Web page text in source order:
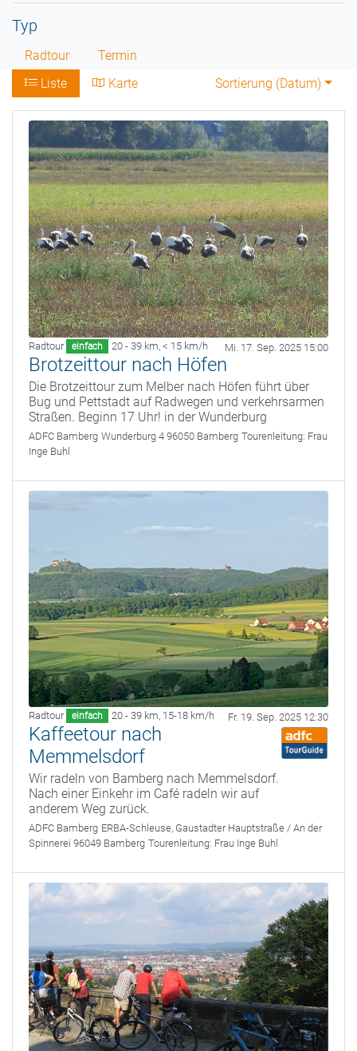
Typ
Radtour
Termin
Liste
Karte Sortierung (Datum)
Radtour einfach 20 - 39 km, < 15 km/h Mi. 17. Sep. 2025 15:00
Brotzeittour nach Höfen
Die Brotzeittour zum Melber nach Höfen führt über
Bug und Pettstadt auf Radwegen und verkehrsarmen
Straßen. Beginn 17 Uhr! in der Wunderburg
ADFC Bamberg Wunderburg 4 96050 Bamberg Tourenleitung: Frau
Inge Buhl
Radtour einfach 20 - 39 km, 15-18 km/h Fr. 19. Sep. 2025 12:30
Kaffeetour nach
Memmelsdorf
Wir radeln von Bamberg nach Memmelsdorf.
Nach einer Einkehr im Café radeln wir auf
anderem Weg zurück.
ADFC Bamberg ERBA-Schleuse, Gaustadter Hauptstraße / An der
Spinnerei 96049 Bamberg Tourenleitung: Frau Inge Buhl